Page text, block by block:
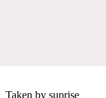
Taken by suprise